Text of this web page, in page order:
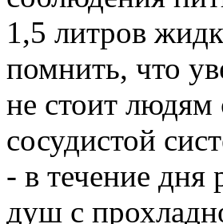
1,5 литров
помнить, что
не стоит людям
сосудистой
- в течение дня
душ с